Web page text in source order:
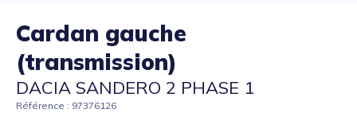
Cardan gauche
(transmission)
DACIA SANDERO 2 PHASE 1
Référence : 97376126